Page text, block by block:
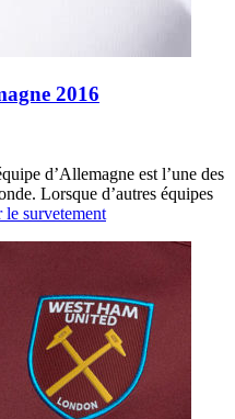
2016
d’Allemagne est l’une des
Lorsque d’autres équipes
le survetement